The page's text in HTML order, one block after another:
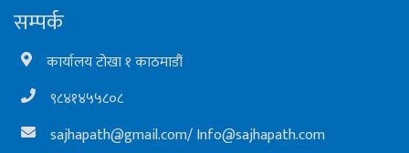
सम्पर्क
कार्यालय टोखा १ काठमाडौं
९८४१४५५८०८
sajhapath@gmail.com/Info@sajhapath.com